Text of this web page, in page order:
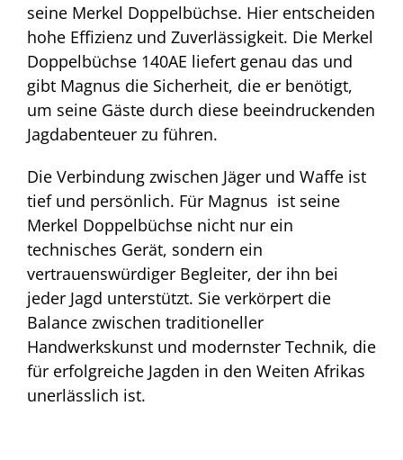
seine Merkel Doppelbüchse. Hier entscheiden
hohe Effizienz und Zuverlässigkeit. Die Merkel
Doppelbüchse 140AE liefert genau das und
gibt Magnus die Sicherheit, die er benötigt,
um seine Gäste durch diese beeindruckenden
Jagdabenteuer zu führen.
Die Verbindung zwischen Jäger und Waffe ist
tief und persönlich. Für Magnus ist seine
Merkel Doppelbüchse nicht nur ein
technisches Gerät, sondern ein
vertrauenswürdiger Begleiter, der ihn bei
jeder Jagd unterstützt. Sie verkörpert die
Balance zwischen traditioneller
Handwerkskunst und modernster Technik, die
für erfolgreiche Jagden in den Weiten Afrikas
unerlässlich ist.